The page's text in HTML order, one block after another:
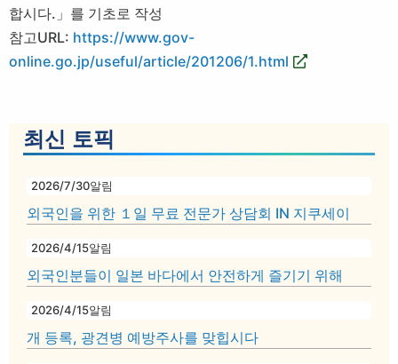
합시다.」를 기초로 작성
참고URL: https://www.gov-
online.go.jp/useful/article/201206/1.html
최신 토픽
2026/7/30알림
외국인을 위한 １일 무료 전문가 상담회 IN 지쿠세이
2026/4/15알림
외국인분들이 일본 바다에서 안전하게 즐기기 위해
2026/4/15알림
개 등록, 광견병 예방주사를 맞힙시다